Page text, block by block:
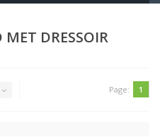
DRESSOIR
Page: 1